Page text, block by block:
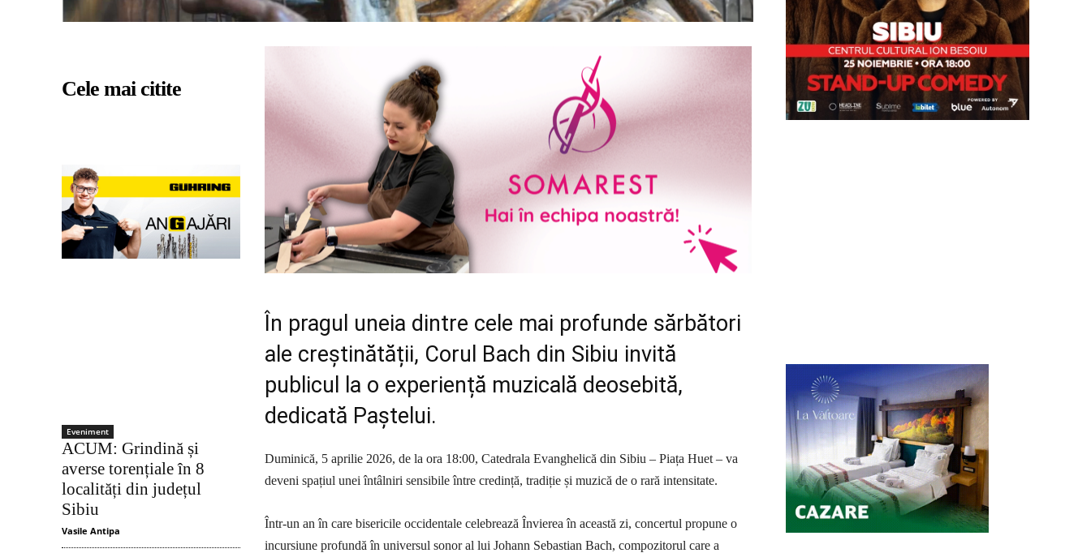
Cele mai citite
Eveniment
ACUM: Grindină și
averse torențiale în 8
localități din județul
Sibiu
Vasile Antipa
În pragul uneia dintre cele mai profunde sărbători
ale creștinătății, Corul Bach din Sibiu invită
publicul la o experiență muzicală deosebită,
dedicată Paștelui.
Duminică, 5 aprilie 2026, de la ora 18:00, Catedrala Evanghelică din Sibiu – Piața Huet – va
deveni spațiul unei întâlniri sensibile între credință, tradiție și muzică de o rară intensitate.
Într-un an în care bisericile occidentale celebrează Învierea în această zi, concertul propune o
incursiune profundă în universul sonor al lui Johann Sebastian Bach, compozitorul care a